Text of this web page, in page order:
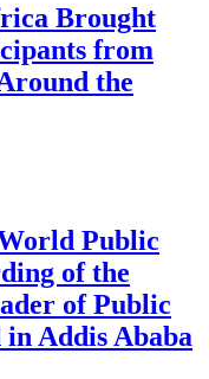
Brought
from
the
Public
of the
of Public
Addis Ababa